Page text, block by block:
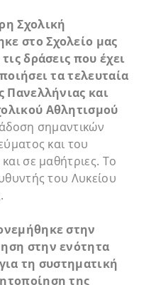
Σχολική
στο Σχολείο μας
δράσεις που έχει
τα τελευταία
Πανελλήνιας και
Αθλητισμού
σημαντικών
και του
σε μαθήτριες. Το
του Λυκείου
στην
στην ενότητα
τη συστηματική
της